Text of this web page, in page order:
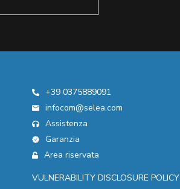
+39 0375889091
infocom@selea.com
Assistenza
Garanzia
Area riservata
VULNERABILITY DISCLOSURE POLICY